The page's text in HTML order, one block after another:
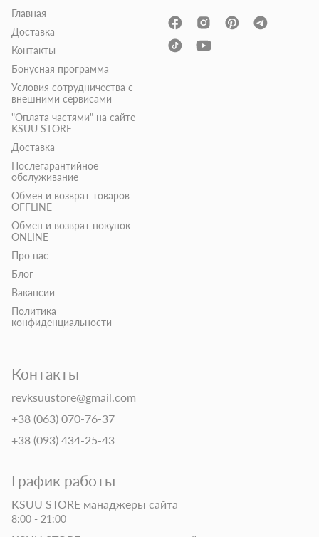
Главная
Доставка
Контакты
Бонусная программа
Условия сотрудничества с
внешними сервисами
"Оплата частями" на сайте
KSUU STORE
Доставка
Послегарантийное
обслуживание
Обмен и возврат товаров
OFFLINE
Обмен и возврат покупок
ONLINE
Про нас
Блог
Вакансии
Политика
конфиденциальности
Контакты
revksuustore@gmail.com
+38 (063) 070-76-37
+38 (093) 434-25-43
График работы
KSUU STORE манаджеры сайта
8:00 - 21:00